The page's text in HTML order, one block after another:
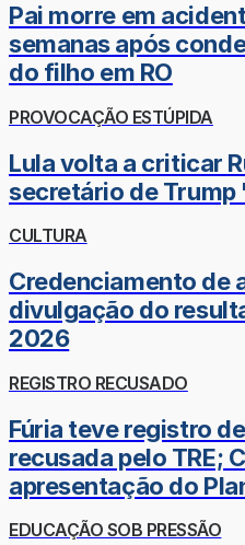
Pai morre em
semanas após
do filho em RO
PROVOCAÇÃO ESTÚPIDA
Lula volta a criticar
secretário de
CULTURA
Credenciamento de
divulgação do
2026
REGISTRO RECUSADO
Fúria teve registro
recusada pelo TRE;
apresentação do
EDUCAÇÃO SOB PRESSÃO